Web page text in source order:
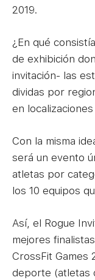
2019.
¿En qué
de exhibición
invitación- las
dividas por
en
Con la misma
será un evento
atletas por
los 10 equipos
Así, el Rogue
mejores
CrossFit Games
deporte (atletas